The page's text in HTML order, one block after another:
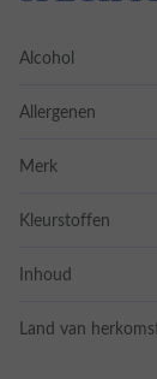
Alcohol
Allergenen
Merk
Kleurstoffen
Inhoud
Land van